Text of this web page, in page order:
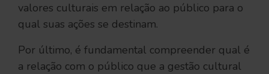
valores culturais em relação ao público para o
qual suas ações se destinam.
Por último, é fundamental compreender qual é
a relação com o público que a gestão cultural